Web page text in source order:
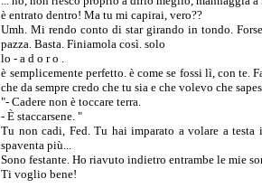
è entrato dentro! Ma tu mi capirai, vero??
Umh. Mi rendo conto di star girando in tondo.
pazza. Basta. Finiamola così. solo
lo - a d o r o .
è semplicemente perfetto. è come se fossi lì, con te.
che da sempre credo che tu sia e che volevo che
"- Cadere non è toccare terra.
- È staccarsene. "
Tu non cadi, Fed. Tu hai imparato a volare a
spaventa più...
Sono festante. Ho riavuto indietro entrambe le mie
Ti voglio bene!